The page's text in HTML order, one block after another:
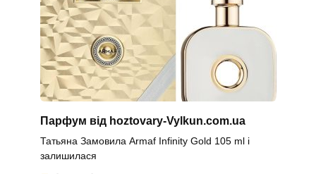
Парфум від hoztovary-Vylkun.com.ua
Татьяна Замовила Armaf Infinity Gold 105 ml і
залишилася